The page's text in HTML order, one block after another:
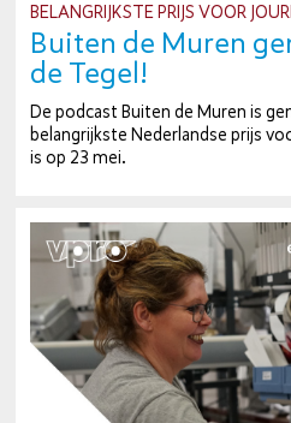
BE­LANG­RIJK­STE PRIJS VOOR
Buiten de Muren
de Tegel!
De podcast Buiten de Muren is
be­lang­rijk­ste Ne­der­land­se prijs
is op 23 mei.